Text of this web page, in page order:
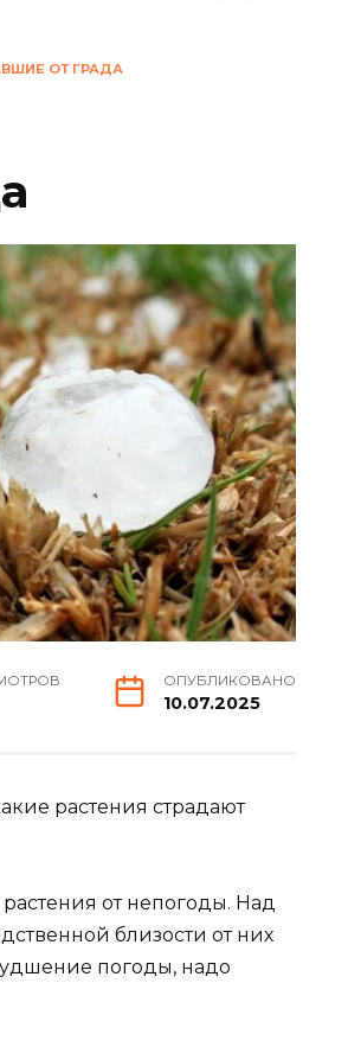
ОТ ГРАДА
ОПУБЛИКОВАНО
10.07.2025
растения страдают
от непогоды. Над
близости от них
погоды, надо